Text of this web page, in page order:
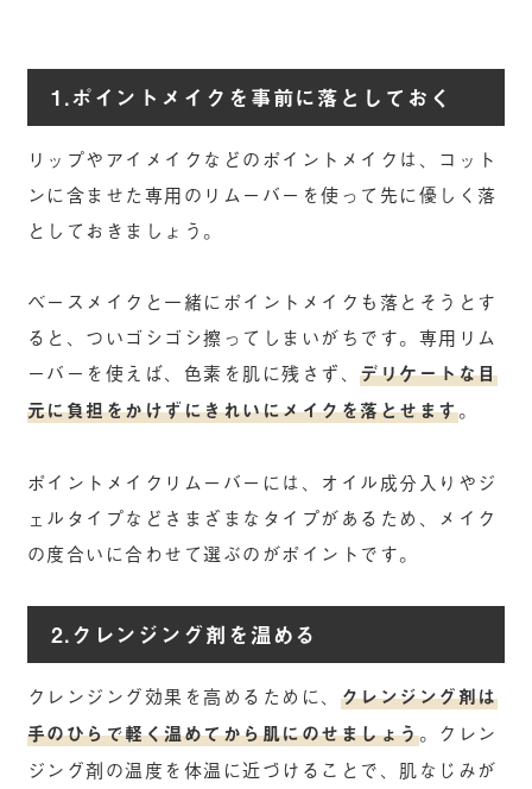
1.ポイントメイクを事前に落としておく
リップやアイメイクなどのポイントメイクは、コット
ンに含ませた専用のリムーバーを使って先に優しく落
としておきましょう。
ベースメイクと一緒にポイントメイクも落とそうとす
ると、ついゴシゴシ擦ってしまいがちです。専用リム
ーバーを使えば、色素を肌に残さず、デリケートな目
元に負担をかけずにきれいにメイクを落とせます。
ポイントメイクリムーバーには、オイル成分入りやジ
ェルタイプなどさまざまなタイプがあるため、メイク
の度合いに合わせて選ぶのがポイントです。
2.クレンジング剤を温める
クレンジング効果を高めるために、 クレンジング剤は
手のひらで軽く温めてから肌にのせましょう。クレン
ジング剤の温度を体温に近づけることで、肌なじみが